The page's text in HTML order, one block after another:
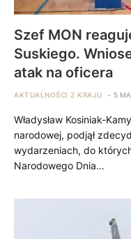
Szef MON
Suskiego.
atak na oficera
AKTUALNOŚCI Z KRAJU 5
Władysław Kosiniak-
narodowej, podjął
wydarzeniach, do
Narodowego Dnia…